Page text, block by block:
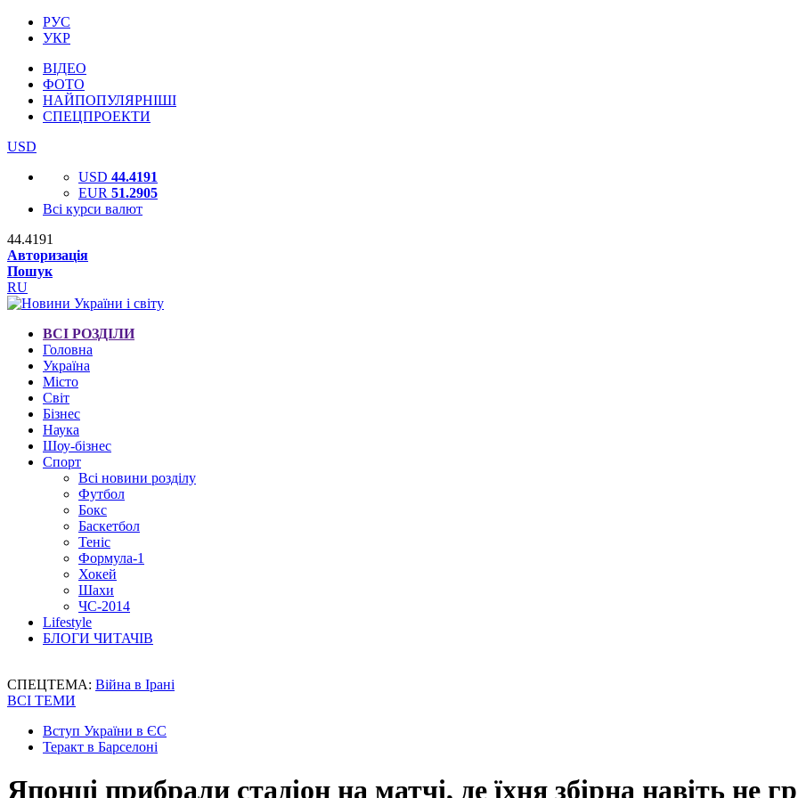
РУС
УКР
ВІДЕО
ФОТО
НАЙПОПУЛЯРНІШІ
СПЕЦПРОЕКТИ
USD
USD 44.4191
EUR 51.2905
Всі курси валют
44.4191
Авторизація
Пошук
RU
ВСІ РОЗДІЛИ
Головна
Україна
Місто
Світ
Бізнес
Наука
Шоу-бізнес
Спорт
Всі новини розділу
Футбол
Бокс
Баскетбол
Теніс
Формула-1
Хокей
Шахи
ЧС-2014
Lifestyle
БЛОГИ ЧИТАЧІВ
СПЕЦТЕМА: Війна в Ірані
ВСІ ТЕМИ
Вступ України в ЄС
Теракт в Барселоні
Японці прибрали стадіон на матчі, де їхня збірна навіть не